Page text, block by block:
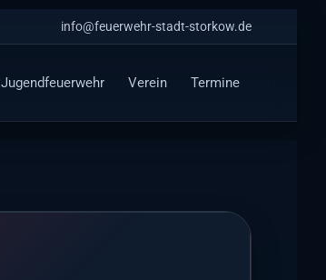
info@feuerwehr-stadt-storkow.de
Jugendfeuerwehr Verein Termine